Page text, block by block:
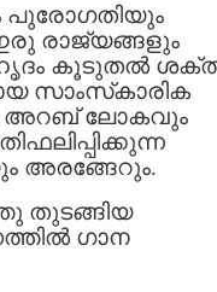
രാജ്യങ്ങളും
കൂടുതൽ
സാംസ്‌കാരിക
അറബ് ലോകവും
അരങ്ങേറും.
തുടങ്ങിയ
ഗാന